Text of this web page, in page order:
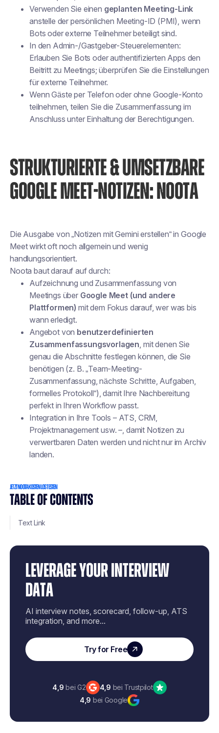
TABLE OF CONTENTS
Text Link
LEVERAGE YOUR INTERVIEW
DATA
AI interview notes, scorecard, follow-up, ATS
integration, and more...
Try for Free
4,9 bei G2 4,9 bei Trustpilot
4,9 bei Google
Verwenden Sie einen geplanten Meeting-Link
anstelle der persönlichen Meeting-ID (PMI), wenn
Bots oder externe Teilnehmer beteiligt sind.
In den Admin-/Gastgeber-Steuerelementen:
Erlauben Sie Bots oder authentifizierten Apps den
Beitritt zu Meetings; überprüfen Sie die Einstellungen
für externe Teilnehmer.
Wenn Gäste per Telefon oder ohne Google-Konto
teilnehmen, teilen Sie die Zusammenfassung im
Anschluss unter Einhaltung der Berechtigungen.
STRUKTURIERTE & UMSETZBARE
GOOGLE MEET-NOTIZEN: NOOTA
Die Ausgabe von „Notizen mit Gemini erstellen“ in Google
Meet wirkt oft noch allgemein und wenig
handlungsorientiert.
Noota baut darauf auf durch:
Aufzeichnung und Zusammenfassung von
Meetings über Google Meet (und andere
Plattformen) mit dem Fokus darauf,wer was bis
wann erledigt.
Angebot von benutzerdefinierten
Zusammenfassungsvorlagen , mit denen Sie
genau die Abschnitte festlegen können, die Sie
benötigen (z. B. „Team-Meeting-
Zusammenfassung, nächste Schritte, Aufgaben,
formelles Protokoll“), damit Ihre Nachbereitung
perfekt in Ihren Workflow passt.
Integration in Ihre Tools – ATS, CRM,
Projektmanagement usw. –, damit Notizen zu
verwertbaren Daten werden und nicht nur im Archiv
landen.
JETZT NOOTA KOSTENLOS TESTEN